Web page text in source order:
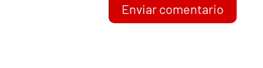
Enviar comentario